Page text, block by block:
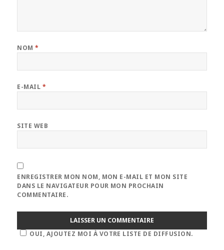
NOM*
E-MAIL *
SITE WEB
ENREGISTRER MON NOM, MON E-MAIL ET MON SITE
DANS LE NAVIGATEUR POUR MON PROCHAIN
COMMENTAIRE.
OUI, AJOUTEZ MOI À VOTRE LISTE DE DIFFUSION.